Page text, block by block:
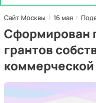
Сайт Москвы 16 мая
Сформирован
грантов